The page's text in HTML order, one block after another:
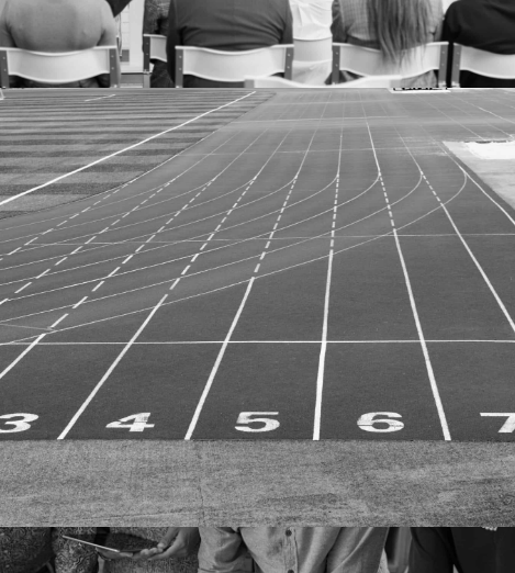
SEO AND CONTENT CREATION
More details Case study